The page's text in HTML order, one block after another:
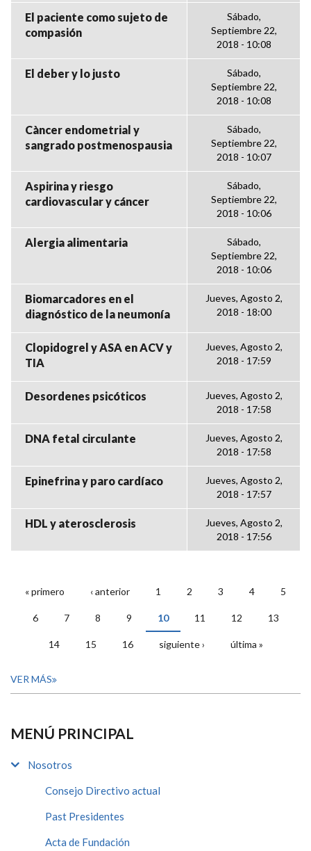
El paciente como sujeto de
compasión
Sábado,
Septiembre 22,
2018 - 10:08
El deber y lo justo
Sábado,
Septiembre 22,
2018 - 10:08
Càncer endometrial y
sangrado postmenospausia
Sábado,
Septiembre 22,
2018 - 10:07
Aspirina y riesgo
cardiovascular y cáncer
Sábado,
Septiembre 22,
2018 - 10:06
Alergia alimentaria
Sábado,
Septiembre 22,
2018 - 10:06
Biomarcadores en el
diagnóstico de la neumonía
Jueves, Agosto 2,
2018 - 18:00
Clopidogrel y ASA en ACV y
TIA
Jueves, Agosto 2,
2018 - 17:59
Desordenes psicóticos
Jueves, Agosto 2,
2018 - 17:58
DNA fetal circulante
Jueves, Agosto 2,
2018 - 17:58
Epinefrina y paro cardíaco
Jueves, Agosto 2,
2018 - 17:57
HDL y aterosclerosis
Jueves, Agosto 2,
2018 - 17:56
PÁGINAS
« primero ‹ anterior 1 2 3 4 5
6 7 8 9 10 11 12 13
14 15 16 siguiente › última »
VER MÁS
MENÚ PRINCIPAL
Nosotros
Consejo Directivo actual
Past Presidentes
Acta de Fundación